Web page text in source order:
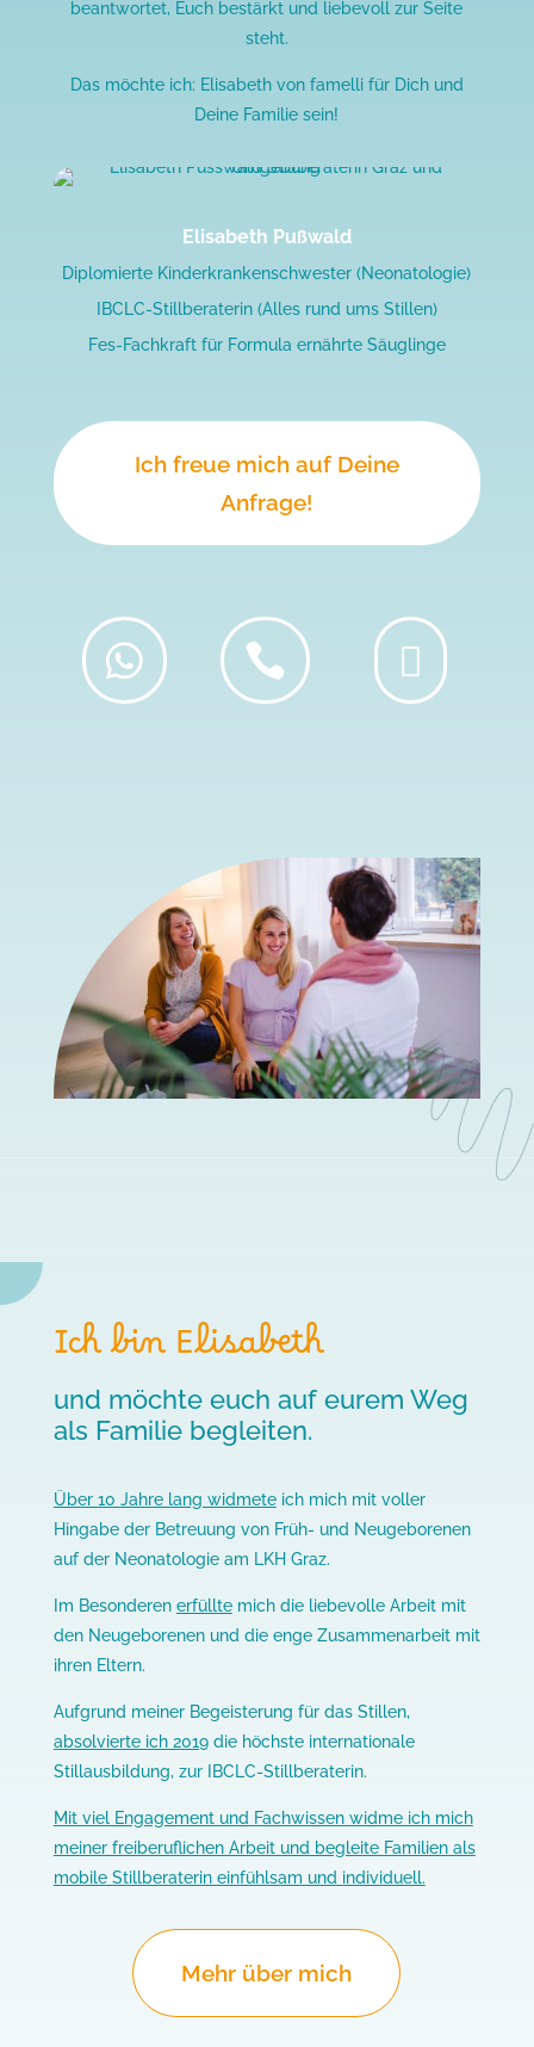
beantwortet, Euch bestärkt und liebevoll zur Seite
steht.
Das möchte ich: Elisabeth von famelli für Dich und
Deine Familie sein!
Elisabeth Pußwald
Diplomierte Kinderkrankenschwester (Neonatologie)
IBCLC-Stillberaterin (Alles rund ums Stillen)
Fes-Fachkraft für Formula ernährte Säuglinge
Ich freue mich auf Deine
Anfrage!
  
Ich bin Elisabeth
und möchte euch auf eurem Weg
als Familie begleiten.
Über 10 Jahre lang widmeteich mich mit voller
Hingabe der Betreuung von Früh- und Neugeborenen
auf der Neonatologie am LKH Graz.
Im Besonderen erfülltemich die liebevolle Arbeit mit
den Neugeborenen und die enge Zusammenarbeit mit
ihren Eltern.
Aufgrund meiner Begeisterung für das Stillen,
absolvierte ich 2019die höchste internationale
Stillausbildung, zur IBCLC-Stillberaterin.
Mit viel Engagement und Fachwissen widme ich mich
meiner freiberuflichen Arbeit und begleite Familien als
mobile Stillberaterin einfühlsam und individuell.
Mehr über mich